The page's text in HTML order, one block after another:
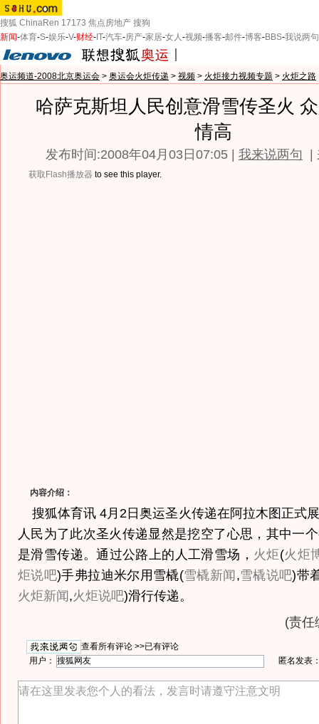
搜狐 ChinaRen 17173 焦点房地产 搜狗
新闻-体育-S-娱乐-V-财经- IT-汽车-房产-家居-女人-视频-播客-邮件-博客-BBS-我说两句
奥运频道-2008北京奥运会 > 奥运会火炬传递 > 视频 > 火炬接力视频专题 > 火炬之路
哈萨克斯坦人民创意滑雪传圣火
情高
发布时间:2008年04月03日07:05 | 我来说两句 |
获取Flash播放器 to see this player.
内容介绍：
搜狐体育讯 4月2日奥运圣火传递在阿拉木图正式
人民为了此次圣火传递显然是挖空了心思，其中一
是滑雪传递。通过公路上的人工滑雪场， 火炬(火炬
炬说吧)手弗拉迪米尔用雪橇(雪橇新闻 ,雪橇说吧)带
火炬新闻 ,火炬说吧)滑行传递。
(责任
查看所有评论 >>已有评论
用户：
匿名发表